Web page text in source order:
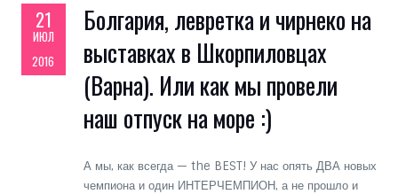
21
ИЮЛ
2016
Болгария, левретка и чирнеко на
выставках в Шкорпиловцах
(Варна). Или как мы провели
наш отпуск на море :)
А мы, как всегда — the BEST! У нас опять ДВА новых
чемпиона и один ИНТЕРЧЕМПИОН, а не прошло и